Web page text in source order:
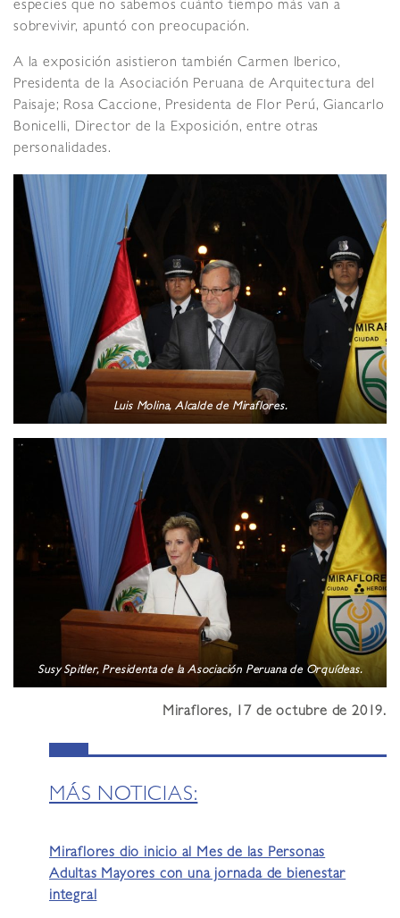
especies que no sabemos cuánto tiempo más van a
sobrevivir, apuntó con preocupación.
A la exposición asistieron también Carmen Iberico,
Presidenta de la Asociación Peruana de Arquitectura del
Paisaje; Rosa Caccione, Presidenta de Flor Perú, Giancarlo
Bonicelli, Director de la Exposición, entre otras
personalidades.
Luis Molina, Alcalde de Miraflores.
Susy Spitler, Presidenta de la Asociación Peruana de Orquídeas.
Miraflores, 17 de octubre de 2019.
MÁS NOTICIAS:
Miraflores dio inicio al Mes de las Personas
Adultas Mayores con una jornada de bienestar
integral